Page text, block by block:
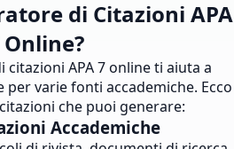
di Citazioni APA
Online?
APA 7 online ti aiuta a
varie fonti accademiche. Ecco
che puoi generare:
Accademiche